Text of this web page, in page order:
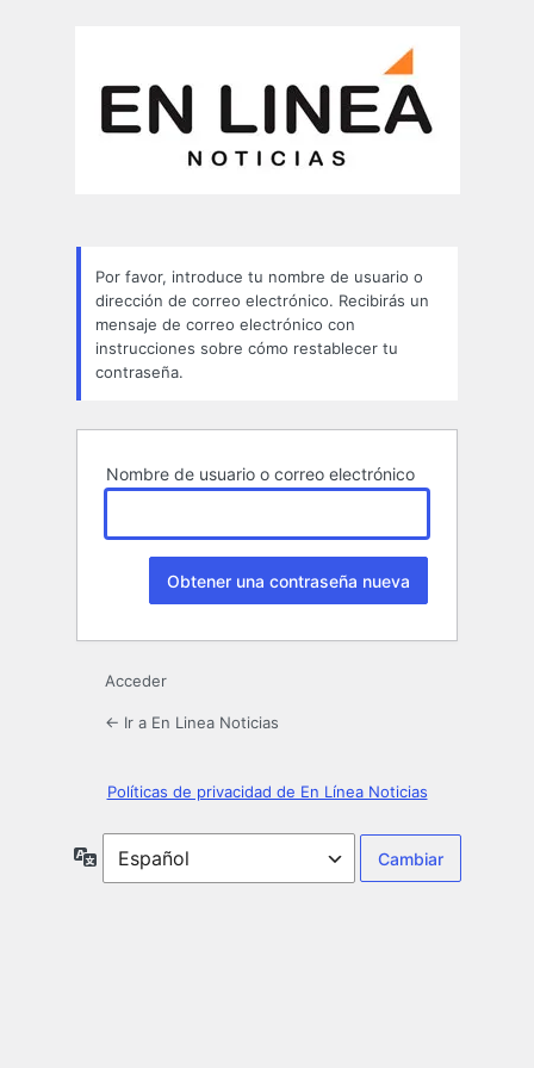
Por favor, introduce tu nombre de usuario o
dirección de correo electrónico. Recibirás un
mensaje de correo electrónico con
instrucciones sobre cómo restablecer tu
contraseña.
Nombre de usuario o correo electrónico
Acceder
← Ir a En Linea Noticias
Políticas de privacidad de En Línea Noticias
Idioma